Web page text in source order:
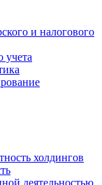
и налогового
учета
холдингов